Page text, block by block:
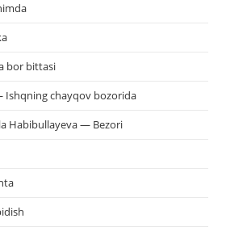
bor bittasi
Ishqning chayqov bozorida
Habibullayeva — Bezori